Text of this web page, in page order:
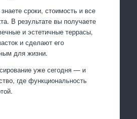
сроки, стоимость и все
В результате вы получаете
и эстетичные террасы,
и сделают его
для жизни.
уже сегодня — и
где функциональность